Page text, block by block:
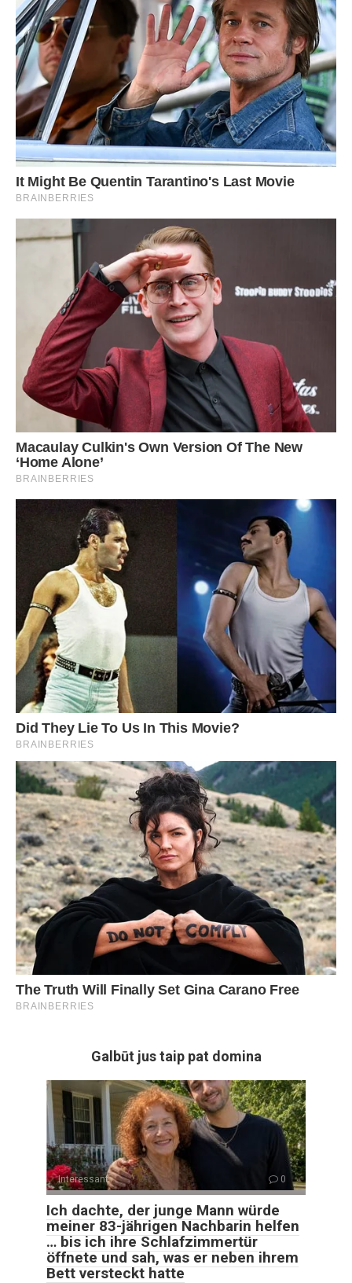
Galbūt jus taip pat domina
Interessant 0
Ich dachte, der junge Mann würde
meiner 83-jährigen Nachbarin helfen
… bis ich ihre Schlafzimmertür
öffnete und sah, was er neben ihrem
Bett versteckt hatte